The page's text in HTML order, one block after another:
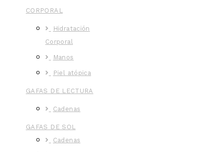
CORPORAL
Hidratación
Corporal
Manos
Piel atópica
GAFAS DE LECTURA
Cadenas
GAFAS DE SOL
Cadenas